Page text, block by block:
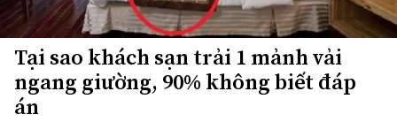
Tại sao khách sạn trải 1 mảnh vải
ngang giường, 90% không biết đáp
án